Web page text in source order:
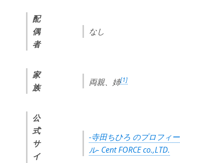
配
偶
者
なし
家
族
両親、姉[1]
公
式
サ
イ
-寺田ちひろ のプロフィー
ル- Cent FORCE co.,LTD.